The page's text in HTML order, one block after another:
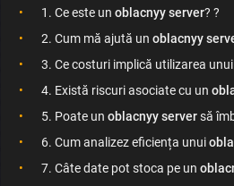
1. Ce este un oblacnyy server? ?
2. Cum mă ajută un oblacnyy
3. Ce costuri implică utilizarea unui
4. Există riscuri asociate cu un
5. Poate un oblacnyy serversă
6. Cum analizez eficiența unui
7. Câte date pot stoca pe un